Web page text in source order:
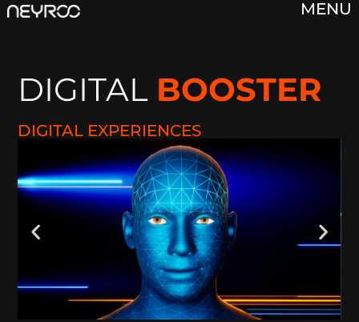
MENU
DIGITAL BOOSTER
DIGITAL EXPERIENCES